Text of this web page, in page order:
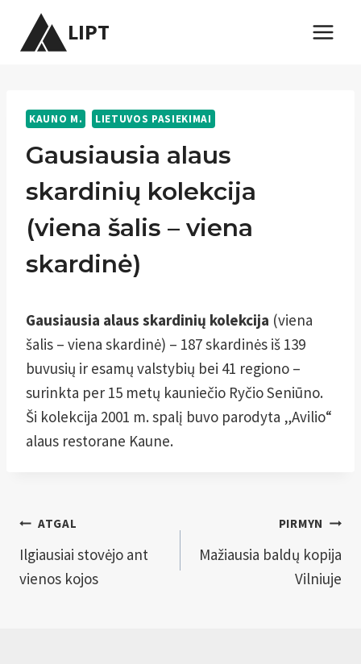
LIPT
KAUNO M. LIETUVOS PASIEKIMAI
Gausiausia alaus
skardinių kolekcija
(viena šalis – viena
skardinė)
Gausiausia alaus skardinių kolekcija (viena
šalis – viena skardinė) – 187 skardinės iš 139
buvusių ir esamų valstybių bei 41 regiono –
surinkta per 15 metų kauniečio Ryčio Seniūno.
Ši kolekcija 2001 m. spalį buvo parodyta „Avilio“
alaus restorane Kaune.
Navigacija
tarp
įrašų
ATGAL
Ilgiausiai stovėjo ant
vienos kojos
PIRMYN
Mažiausia baldų kopija
Vilniuje